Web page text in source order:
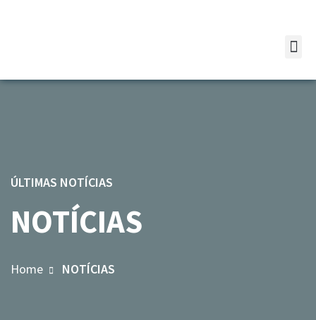
ÚLTIMAS NOTÍCIAS
NOTÍCIAS
Home NOTÍCIAS